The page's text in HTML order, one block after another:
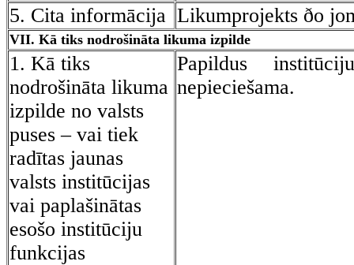
5. Cita informācija Likumprojekts ðo
VII. Kā tiks nodrošināta likuma izpilde
1. Kā tiks
nodrošināta likuma
izpilde no valsts
puses – vai tiek
radītas jaunas
valsts institūcijas
vai paplašinātas
esošo institūciju
funkcijas
Papildus
nepieciešama.